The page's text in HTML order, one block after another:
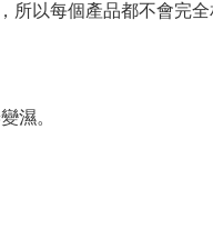
所以每個產品都不會完
濕。